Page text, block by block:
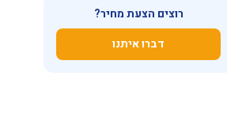
רוצים הצעת מחיר?
דברו איתנו